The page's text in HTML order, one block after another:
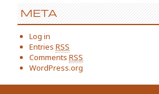
META
Log in
Entries RSS
Comments RSS
WordPress.org